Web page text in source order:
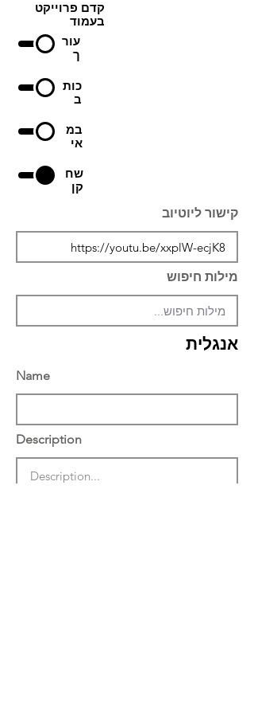
קדם פרוייקט
בעמוד
עור
ך
כות
ב
במ
אי
שח
קן
קישור ליוטיוב
מילות חיפוש
אנגלית
Name
Description